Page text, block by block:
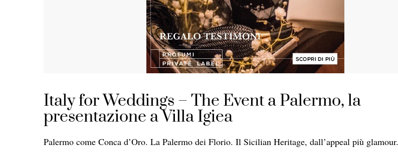
Italy for Weddings – The Event a Palermo, la
presentazione a Villa Igiea
Palermo come Conca d’Oro. La Palermo dei Florio. Il Sicilian Heritage, dall’appeal più glamour.